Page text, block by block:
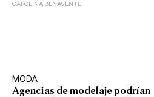
CAROLINA BENAVENTE
MODA
Agencias de modelaje podrían